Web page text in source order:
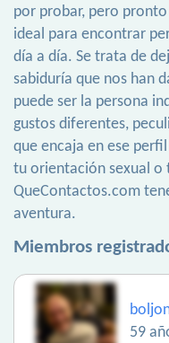
por probar, pero
ideal para encontrar
día a día. Se trata de
sabiduría que nos han
puede ser la persona
gustos diferentes,
que encaja en ese
tu orientación sexual o
QueContactos.com
aventura.
Miembros
59